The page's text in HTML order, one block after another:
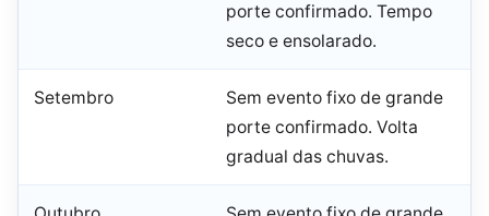
porte confirmado. Tempo
seco e ensolarado.
Setembro
Sem evento fixo de grande
porte confirmado. Volta
gradual das chuvas.